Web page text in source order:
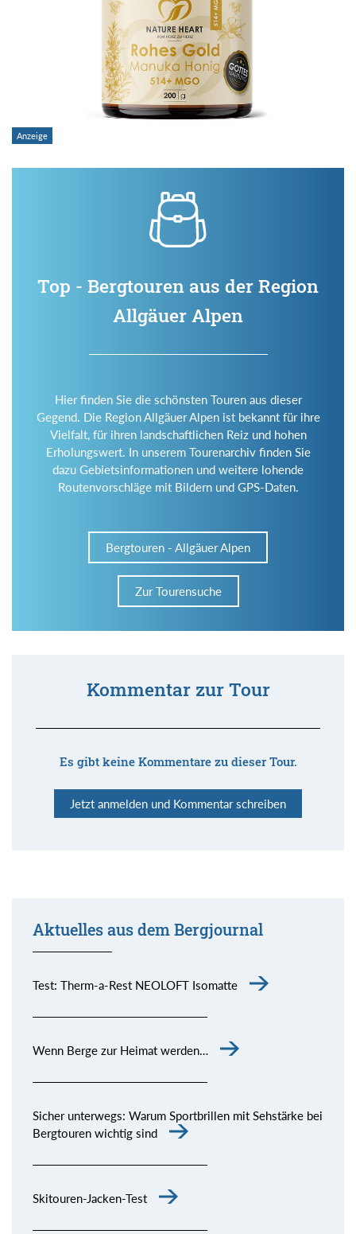
Top - Bergtouren aus der Region
Allgäuer Alpen
Hier finden Sie die schönsten Touren aus dieser
Gegend. Die Region Allgäuer Alpen ist bekannt für ihre
Vielfalt, für ihren landschaftlichen Reiz und hohen
Erholungswert. In unserem Tourenarchiv finden Sie
dazu Gebietsinformationen und weitere lohende
Routenvorschläge mit Bildern und GPS-Daten.
Bergtouren - Allgäuer Alpen
Zur Tourensuche
Kommentar zur Tour
Es gibt keine Kommentare zu dieser Tour.
Jetzt anmelden und Kommentar schreiben
Aktuelles aus dem Bergjournal
Test: Therm-a-Rest NEOLOFT Isomatte
Wenn Berge zur Heimat werden…
Sicher unterwegs: Warum Sportbrillen mit Sehstärke bei
Bergtouren wichtig sind
Skitouren-Jacken-Test